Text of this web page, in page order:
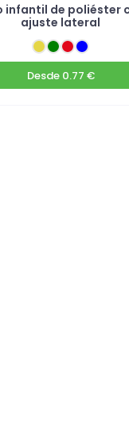
infantil de poliéster
ajuste lateral
Desde0.77 €